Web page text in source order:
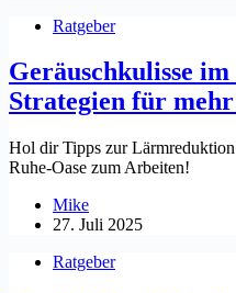
Ratgeber
Geräuschkulisse
Strategien für
Hol dir Tipps zur
Ruhe-Oase zum Arbeiten!
Mike
27. Juli 2025
Ratgeber